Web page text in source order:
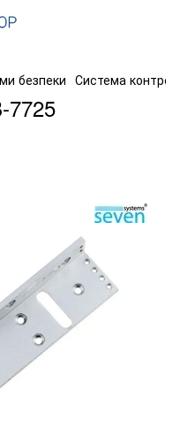
безпеки Система
7725